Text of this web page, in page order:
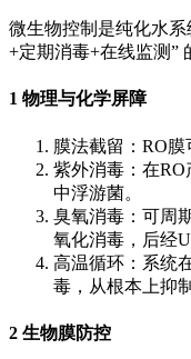
微生物控制是纯化水
+定期消毒+在线监测”
1 物理与化学屏障
膜法截留：RO膜
紫外消毒：在RO
中浮游菌。
臭氧消毒：可周
氧化消毒，后经
高温循环：系统
毒，从根本上抑
2 生物膜防控